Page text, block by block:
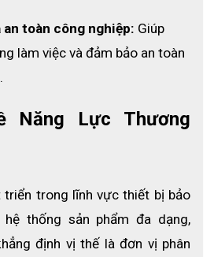
của sản phẩm
BỘ ÁO MƯA CAO CẤP HL-98
98
cũng có thể sở hữu riêng cho mình bộ
cao với khả năng chống thấm nước,
dụng hay bị kéo rách một cách dễ
toàn công nghiệp: Giúp
làm việc và đảm bảo an toàn
Năng Lực Thương
triển trong lĩnh vực thiết bị bảo
thống sản phẩm đa dạng,
định vị thế là đơn vị phân